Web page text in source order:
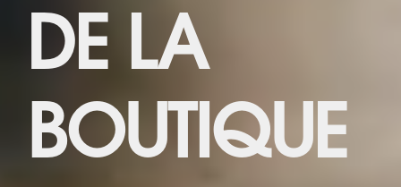
DE LA
BOUTIQUE